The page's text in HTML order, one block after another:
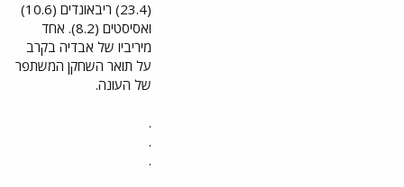
לחגיג
ה, וגם
הזדמנו
ת
שיכולה
(23.4) ריבאונדים (10.6)
ואסיסטים (8.2). אחד
מיריביו של אבדיה בקרב
על תואר השחקן המשתפר
של העונה.
.
.
.